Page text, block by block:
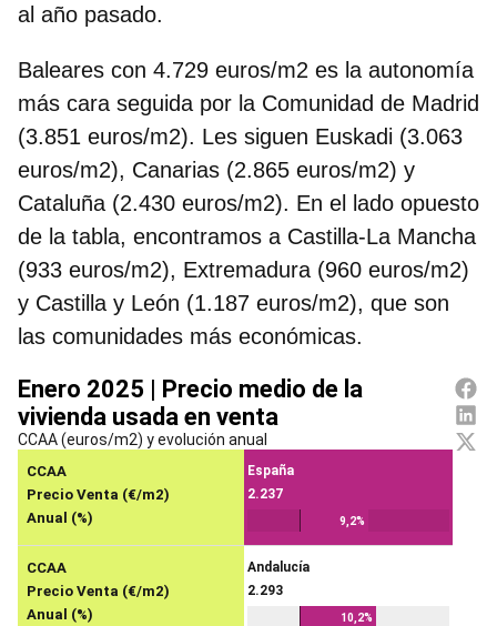
al año pasado.
Baleares con 4.729 euros/m2 es la autonomía
más cara seguida por la Comunidad de Madrid
(3.851 euros/m2). Les siguen Euskadi (3.063
euros/m2), Canarias (2.865 euros/m2) y
Cataluña (2.430 euros/m2). En el lado opuesto
de la tabla, encontramos a Castilla-La Mancha
(933 euros/m2), Extremadura (960 euros/m2)
y Castilla y León (1.187 euros/m2), que son
las comunidades más económicas.